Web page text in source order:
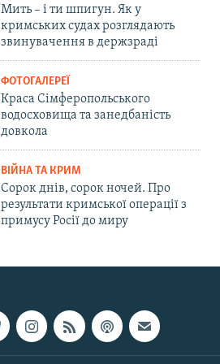
Мить – і ти шпигун. Як у
кримських судах розглядають
звинувачення в держзраді
ФОТОГАЛЕРЕЇ
Краса Сімферопольського
водосховища та занедбаність
довкола
ВІЙНА ТА КРИМ
Сорок днів, сорок ночей. Про
результати кримської операції з
примусу Росії до миру